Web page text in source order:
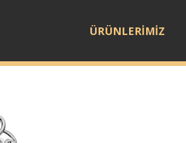
ÜRÜNLERİMİZ